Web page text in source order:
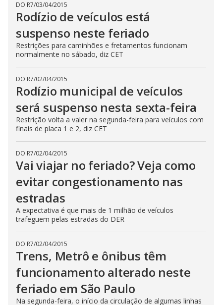
DO R7/03/04/2015
Rodízio de veículos está
suspenso neste feriado
Restrições para caminhões e fretamentos funcionam
normalmente no sábado, diz CET
DO R7/02/04/2015
Rodízio municipal de veículos
será suspenso nesta sexta-feira
Restrição volta a valer na segunda-feira para veículos com
finais de placa 1 e 2, diz CET
DO R7/02/04/2015
Vai viajar no feriado? Veja como
evitar congestionamento nas
estradas
A expectativa é que mais de 1 milhão de veículos
trafeguem pelas estradas do DER
DO R7/02/04/2015
Trens, Metrô e ônibus têm
funcionamento alterado neste
feriado em São Paulo
Na segunda-feira, o início da circulação de algumas linhas